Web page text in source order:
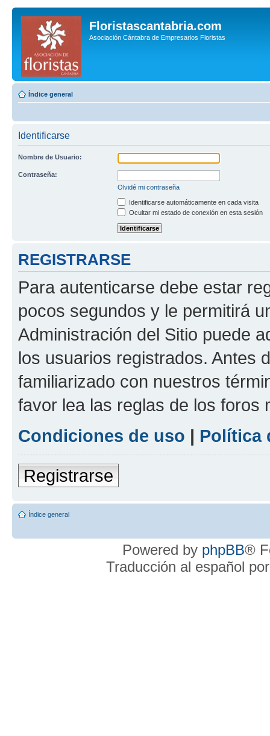
Floristascantabria.com
Asociación Cántabra de Empresarios Floristas
Índice general
Identificarse
Nombre de Usuario:
Contraseña:
Olvidé mi contraseña
Identificarse automáticamente en cada visita
Ocultar mi estado de conexión en esta sesión
REGISTRARSE
Para autenticarse debe estar
pocos segundos y le permitirá
Administración del Sitio puede
los usuarios registrados. Antes
familiarizado con nuestros
favor lea las reglas de los foros
Condiciones de uso | Política
Registrarse
Índice general
Powered by phpBB®
Traducción al español